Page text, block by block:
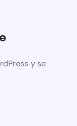
y se